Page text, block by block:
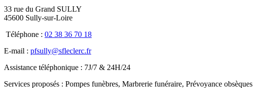
33 rue du Grand SULLY
45600 Sully-sur-Loire
Téléphone : 02 38 36 70 18
E-mail : pfsully@sfleclerc.fr
Assistance téléphonique : 7J/7 & 24H/24
Services proposés : Pompes funèbres, Marbrerie funéraire, Prévoyance obsèques